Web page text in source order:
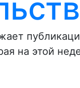
на этой